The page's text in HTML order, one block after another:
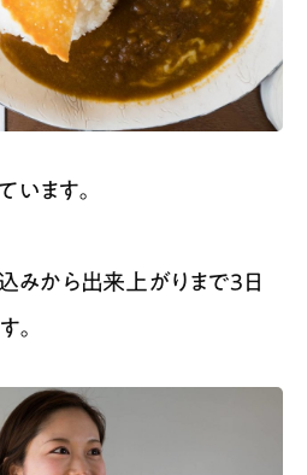
います。
みから出来上がりまで3日
。